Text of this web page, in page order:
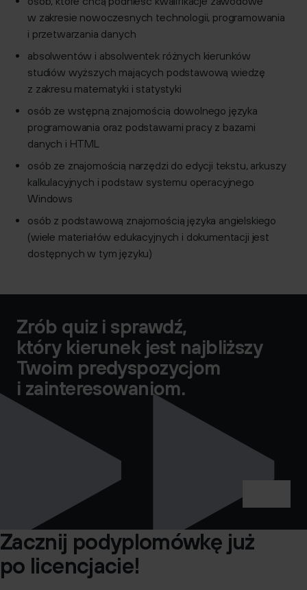
w zakresie nowoczesnych technologii, programowania
i przetwarzania danych
absolwentów i absolwentek różnych kierunków
studiów wyższych mających podstawową wiedzę
z zakresu matematyki i statystyki
osób ze wstępną znajomością dowolnego języka
programowania oraz podstawami pracy z bazami
danych i HTML
osób ze znajomością narzędzi do edycji tekstu, arkuszy
kalkulacyjnych i podstaw systemu operacyjnego
Windows
osób z podstawową znajomością języka angielskiego
(wiele materiałów edukacyjnych i dokumentacji jest
dostępnych w tym języku)
Zrób quiz i sprawdź,
który kierunek jest najbliższy
Twoim predyspozycjom
i zainteresowaniom.
Zacznij podyplomówkę już
po licencjacie!